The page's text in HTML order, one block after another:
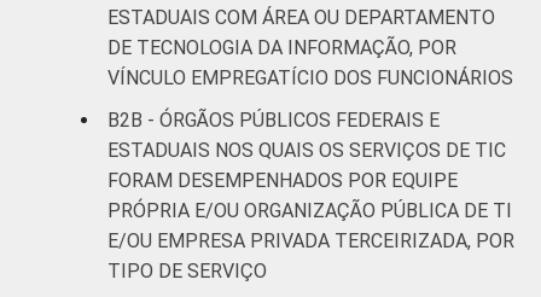
ESTADUAIS COM ÁREA OU DEPARTAMENTO
DE TECNOLOGIA DA INFORMAÇÃO, POR
VÍNCULO EMPREGATÍCIO DOS FUNCIONÁRIOS
B2B - ÓRGÃOS PÚBLICOS FEDERAIS E
ESTADUAIS NOS QUAIS OS SERVIÇOS DE TIC
FORAM DESEMPENHADOS POR EQUIPE
PRÓPRIA E/OU ORGANIZAÇÃO PÚBLICA DE TI
E/OU EMPRESA PRIVADA TERCEIRIZADA, POR
TIPO DE SERVIÇO